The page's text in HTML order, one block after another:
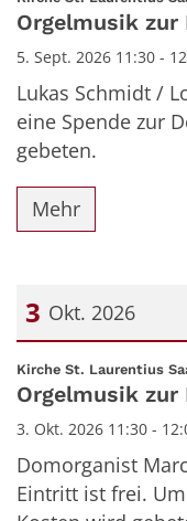
Orgelmusik
5. Sept. 2026 11:30 -
Lukas Schmidt /
eine Spende zur
gebeten.
Mehr
3 Okt. 2026
Datum: 3. Oktober
Kirche St. Laurentius
Orgelmusik
3. Okt. 2026 11:30 -
Domorganist
Eintritt ist frei.